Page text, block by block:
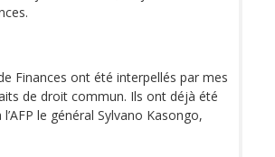
Finances ont été interpellés par mes
de droit commun. Ils ont déjà été
le général Sylvano Kasongo,